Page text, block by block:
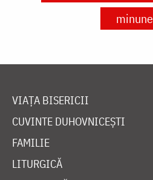
minune
VIAȚA BISERICII
CUVINTE DUHOVNICEȘTI
FAMILIE
LITURGICĂ